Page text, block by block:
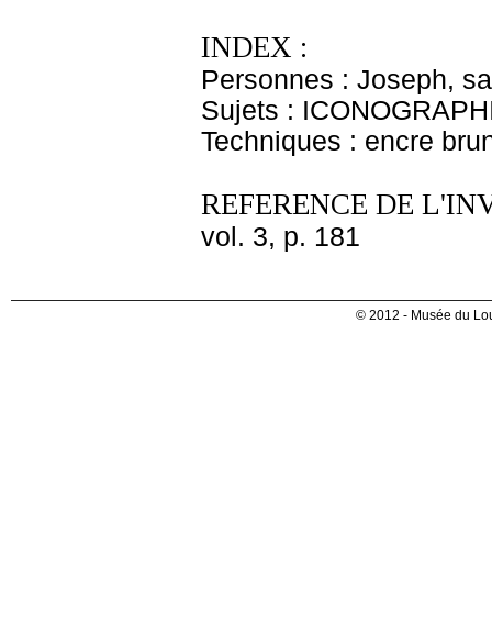
INDEX :
Personnes : Joseph,
Sujets :
Techniques : encre
REFERENCE DE
vol. 3, p. 181
© 2012 - Musée du